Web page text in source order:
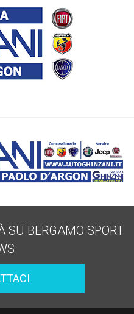
SU BERGAMO SPORT